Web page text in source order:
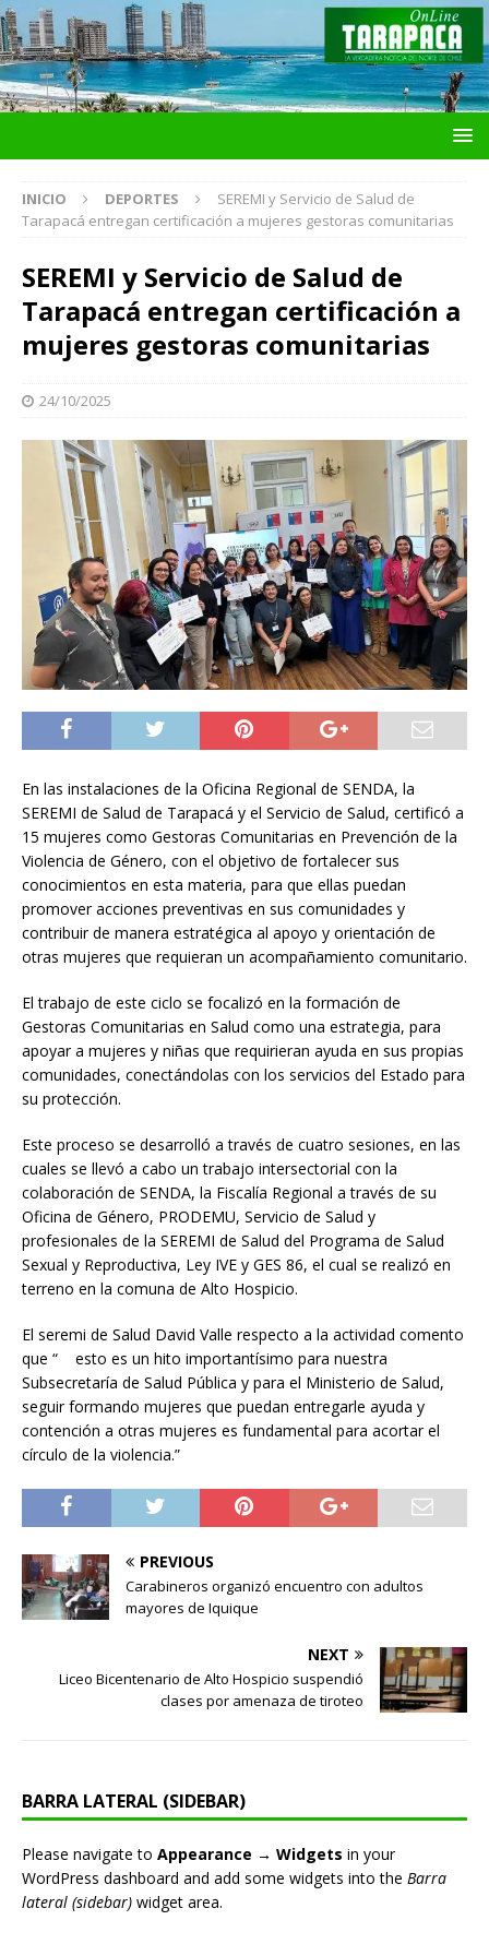
INICIO DEPORTES
SEREMI y Servicio de Salud de
Tarapacá entregan certificación a mujeres gestoras comunitarias
SEREMI y Servicio de Salud de
Tarapacá entregan certificación a
mujeres gestoras comunitarias
24/10/2025
En las instalaciones de la Oficina Regional de SENDA, la
SEREMI de Salud de Tarapacá y el Servicio de Salud, certificó a
15 mujeres como Gestoras Comunitarias en Prevención de la
Violencia de Género, con el objetivo de fortalecer sus
conocimientos en esta materia, para que ellas puedan
promover acciones preventivas en sus comunidades y
contribuir de manera estratégica al apoyo y orientación de
otras mujeres que requieran un acompañamiento comunitario.
El trabajo de este ciclo se focalizó en la formación de
Gestoras Comunitarias en Salud como una estrategia, para
apoyar a mujeres y niñas que requirieran ayuda en sus propias
comunidades, conectándolas con los servicios del Estado para
su protección.
Este proceso se desarrolló a través de cuatro sesiones, en las
cuales se llevó a cabo un trabajo intersectorial con la
colaboración de SENDA, la Fiscalía Regional a través de su
Oficina de Género, PRODEMU, Servicio de Salud y
profesionales de la SEREMI de Salud del Programa de Salud
Sexual y Reproductiva, Ley IVE y GES 86, el cual se realizó en
terreno en la comuna de Alto Hospicio.
El seremi de Salud David Valle respecto a la actividad comento
que “ esto es un hito importantísimo para nuestra
Subsecretaría de Salud Pública y para el Ministerio de Salud,
seguir formando mujeres que puedan entregarle ayuda y
contención a otras mujeres es fundamental para acortar el
círculo de la violencia.”
PREVIOUS
Carabineros organizó encuentro con adultos
mayores de Iquique
NEXT
Liceo Bicentenario de Alto Hospicio suspendió
clases por amenaza de tiroteo
BARRA LATERAL (SIDEBAR)
Please navigate to Appearance → Widgets in your
WordPress dashboard and add some widgets into the Barra
lateral (sidebar) widget area.